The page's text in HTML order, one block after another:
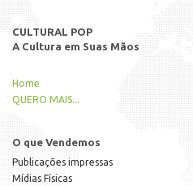
CULTURAL POP
A Cultura em Suas Mãos
Home
QUERO MAIS...
O que Vendemos
Publicações impressas
Mídias Físicas